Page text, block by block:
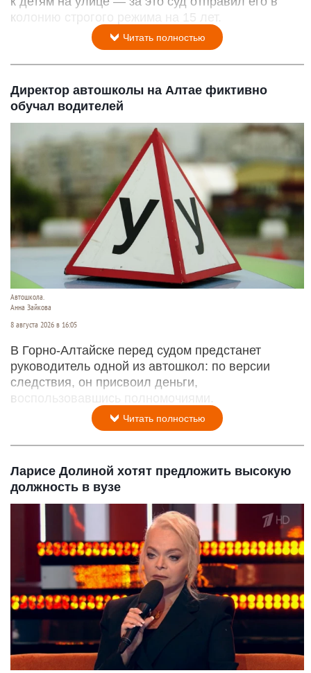
колонию строгого режима на 15 лет.
Читать полностью
Директор автошколы на Алтае фиктивно
обучал водителей
Автошкола.
Анна Зайкова
8 августа 2026 в 16:05
В Горно-Алтайске перед судом предстанет
руководитель одной из автошкол: по версии
следствия, он присвоил деньги,
воспользовавшись полномочиями.
Читать полностью
Ларисе Долиной хотят предложить высокую
должность в вузе